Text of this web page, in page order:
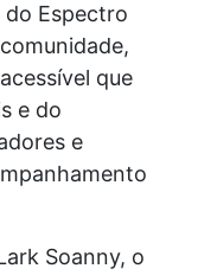
Espectro
que
e do
e
Soanny, o